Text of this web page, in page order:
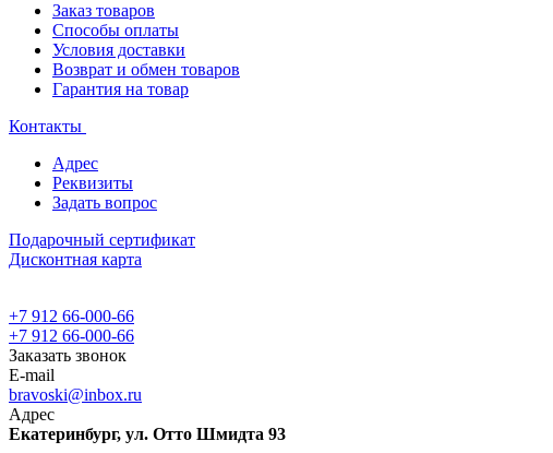
Заказ товаров
Способы оплаты
Условия доставки
Возврат и обмен товаров
Гарантия на товар
Контакты
Адрес
Реквизиты
Задать вопрос
Подарочный сертификат
Дисконтная карта
+7 912 66-000-66
+7 912 66-000-66
Заказать звонок
E-mail
bravoski@inbox.ru
Адрес
Екатеринбург, ул. Отто Шмидта 93